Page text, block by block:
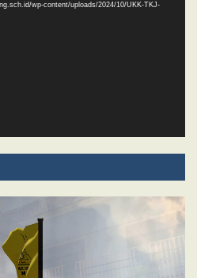
wp-content/uploads/2024/10/UKK-TKJ-